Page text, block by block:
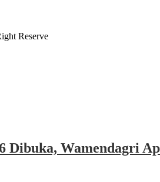
Reserve
Dibuka, Wamendagri